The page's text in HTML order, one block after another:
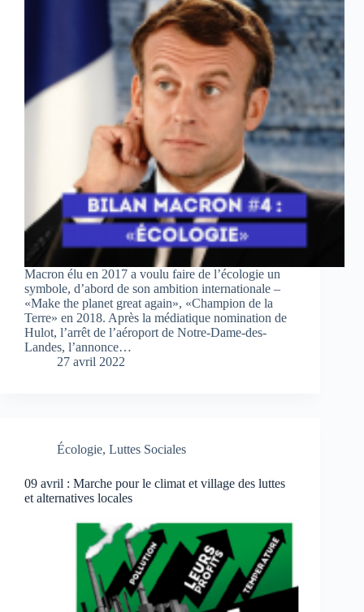
Macron élu en 2017 a voulu faire de l’écologie un
symbole, d’abord de son ambition internationale –
«Make the planet great again», «Champion de la
Terre» en 2018. Après la médiatique nomination de
Hulot, l’arrêt de l’aéroport de Notre-Dame-des-
Landes, l’annonce…
27 avril 2022
Écologie, Luttes Sociales
09 avril : Marche pour le climat et village des luttes
et alternatives locales